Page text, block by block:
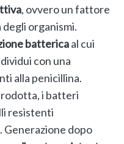
, ovvero un fattore
organismi.
battericaal cui
con una
alla penicillina.
i batteri
resistenti
Generazione dopo